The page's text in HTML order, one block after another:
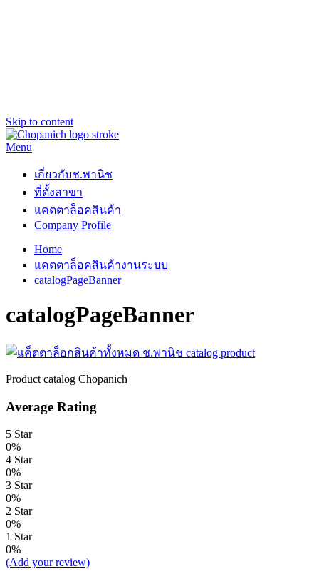
Skip to content
Menu
เกี่ยวกับช.พานิช
ที่ตั้งสาขา
แคตตาล็อคสินค้า
Company Profile
Home
แคตตาล็อคสินค้างานระบบ
catalogPageBanner
catalogPageBanner
Product catalog Chopanich
Average Rating
5 Star
0%
4 Star
0%
3 Star
0%
2 Star
0%
1 Star
0%
(Add your review)